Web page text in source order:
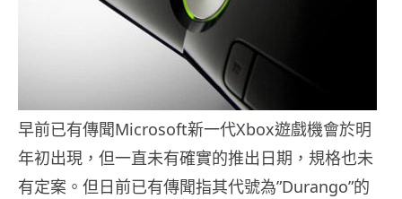
早前已有傳聞Microsoft新一代Xbox遊戲機會於明
年初出現，但一直未有確實的推出日期，規格也未
有定案。但日前已有傳聞指其代號為”Durango”的